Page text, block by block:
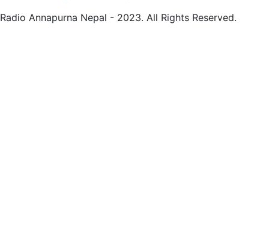
Radio Annapurna Nepal - 2023. All Rights Reserved.